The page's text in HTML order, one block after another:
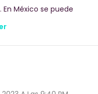
En México se puede